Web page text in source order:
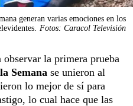
generan varias emociones en los
Fotos: Caracol Televisión
la primera prueba
Semana se unieron al
lo mejor de sí para
lo cual hace que las